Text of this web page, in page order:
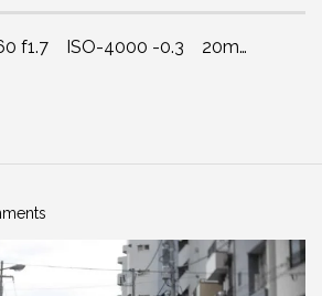
f1.7 ISO-4000 -0.3 20m…